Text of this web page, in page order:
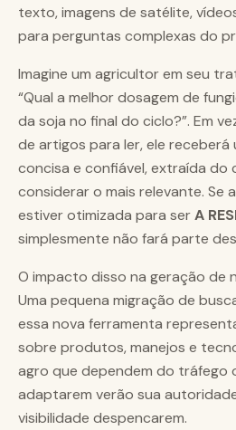
texto, imagens de satélite,
para perguntas complexas do
Imagine um agricultor em seu
“Qual a melhor dosagem de
da soja no final do ciclo?”. Em
de artigos para ler, ele
concisa e confiável, extraída do
considerar o mais relevante. Se
estiver otimizada para serA
simplesmente não fará parte
O impacto disso na geração de
Uma pequena migração de
essa nova ferramenta
sobre produtos, manejos e
agro que dependem do tráfego
adaptarem verão sua
visibilidade despencarem.